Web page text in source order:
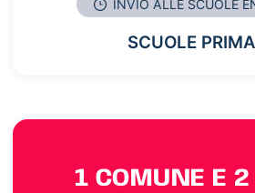
INVIO ALLE SCUOLE
SCUOLE
1 COMUNE E 2